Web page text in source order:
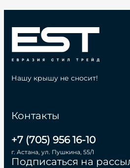
Контакты
+7 (705) 956 16-10
г. Астана, ул. Пушкина, 55/1
Подписаться на
Нашу крышу не сносит!